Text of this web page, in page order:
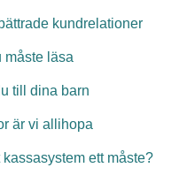
kundrelationer
måste läsa
till dina barn
är vi allihopa
kassasystem ett måste?